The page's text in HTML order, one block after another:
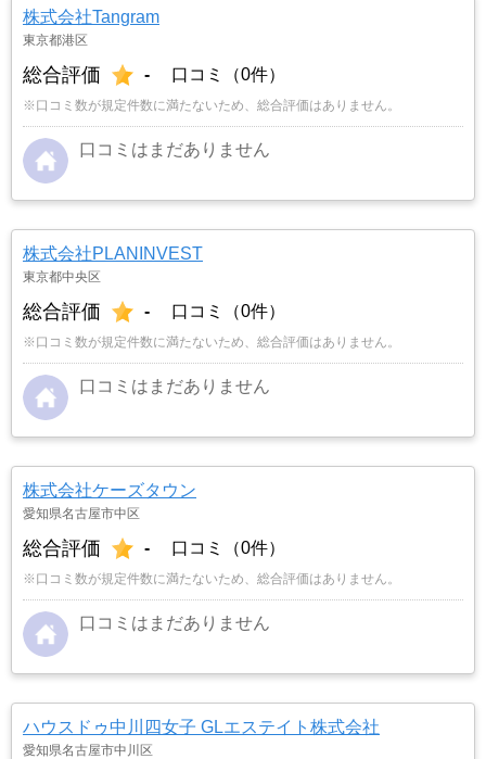
株式会社Tangram
東京都港区
総合評価 - 口コミ（0件）
※口コミ数が規定件数に満たないため、総合評価はありません。
口コミはまだありません
株式会社PLANINVEST
東京都中央区
総合評価 - 口コミ（0件）
※口コミ数が規定件数に満たないため、総合評価はありません。
口コミはまだありません
株式会社ケーズタウン
愛知県名古屋市中区
総合評価 - 口コミ（0件）
※口コミ数が規定件数に満たないため、総合評価はありません。
口コミはまだありません
ハウスドゥ中川四女子 GLエステイト株式会社
愛知県名古屋市中川区